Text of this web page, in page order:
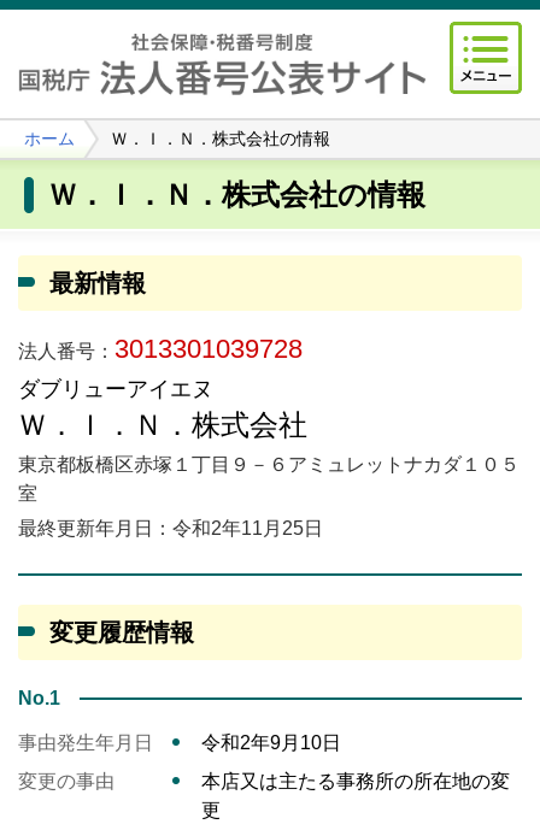
ホーム Ｗ．Ｉ．Ｎ．株式会社の情報
Ｗ．Ｉ．Ｎ．株式会社の情報
最新情報
法人番号： 3013301039728
ダブリューアイエヌ
Ｗ．Ｉ．Ｎ．株式会社
東京都板橋区赤塚１丁目９－６アミュレットナカダ１０５
室
最終更新年月日：令和2年11月25日
変更履歴情報
No.1
事由発生年月日
令和2年9月10日
変更の事由
本店又は主たる事務所の所在地の変
更